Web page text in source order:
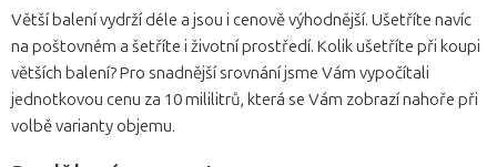
Větší balení vydrží déle a jsou i cenově výhodnější. Ušetříte navíc
na poštovném a šetříte i životní prostředí. Kolik ušetříte při koupi
větších balení? Pro snadnější srovnání jsme Vám vypočítali
jednotkovou cenu za 10 mililitrů, která se Vám zobrazí nahoře při
volbě varianty objemu.